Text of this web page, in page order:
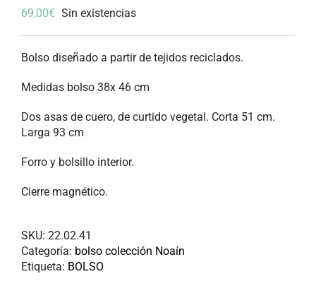
69,00€ Sin existencias
Bolso diseñado a partir de tejidos reciclados.
Medidas bolso 38x 46 cm
Dos asas de cuero, de curtido vegetal. Corta 51 cm.
Larga 93 cm
Forro y bolsillo interior.
Cierre magnético.
SKU: 22.02.41
Categoría: bolso colección Noaín
Etiqueta: BOLSO